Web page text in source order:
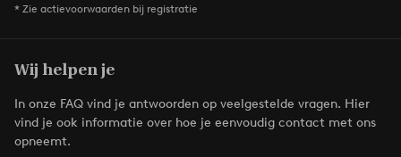
* Zie actievoorwaarden bij registratie
Wij helpen je
In onze FAQ vind je antwoorden op veelgestelde vragen. Hier
vind je ook informatie over hoe je eenvoudig contact met ons
opneemt.